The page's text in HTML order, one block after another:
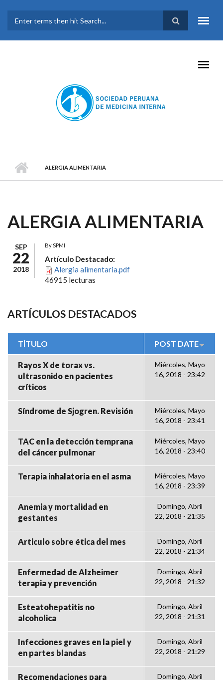
FORMULARIO DE
BÚSQUEDA
ALERGIA ALIMENTARIA
ALERGIA ALIMENTARIA
SEP
22
2018
BySPMI
Artículo Destacado:
Alergia alimentaria.pdf
46915 lecturas
ARTÍCULOS DESTACADOS
TÍTULO POST DATE
Rayos X de torax vs.
ultrasonido en pacientes
críticos
Miércoles, Mayo
16, 2018 - 23:42
Síndrome de Sjogren. Revisión
Miércoles, Mayo
16, 2018 - 23:41
TAC en la detección temprana
del cáncer pulmonar
Miércoles, Mayo
16, 2018 - 23:40
Terapia inhalatoria en el asma
Miércoles, Mayo
16, 2018 - 23:39
Anemia y mortalidad en
gestantes
Domingo, Abril
22, 2018 - 21:35
Articulo sobre ética del mes
Domingo, Abril
22, 2018 - 21:34
Enfermedad de Alzheimer
terapia y prevención
Domingo, Abril
22, 2018 - 21:32
Esteatohepatitis no
alcoholica
Domingo, Abril
22, 2018 - 21:31
Infecciones graves en la piel y
en partes blandas
Domingo, Abril
22, 2018 - 21:29
Recomendaciones para
Domingo, Abril